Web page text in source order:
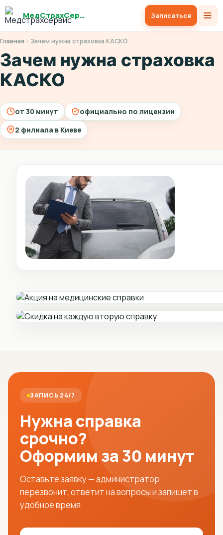
МедСтрахСервис Записаться
Главная Зачем нужна страховка КАСКО
Зачем нужна страховка
КАСКО
от 30 минут
официально по лицензии
2 филиала в Киеве
ЗАПИСЬ 24/7
Нужна справка
срочно?
Оформим за 30 минут
Оставьте заявку — администратор
перезвонит, ответит на вопросы и запишет в
удобное время.